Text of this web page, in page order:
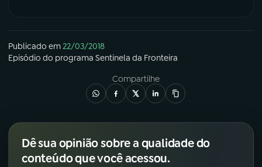
Publicado em22/03/2018
Episódio do programa Sentinela da Fronteira
Compartilhe
Dê sua opinião sobre a qualidade do
conteúdo que você acessou.